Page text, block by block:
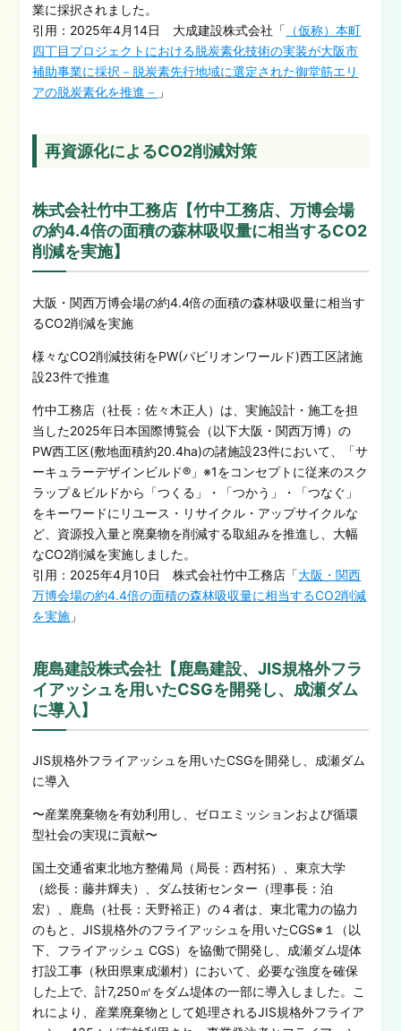
業に採択されました。
引用：2025年4月14日 大成建設株式会社「 （仮称）本町
四丁目プロジェクトにおける脱炭素化技術の実装が大阪市
補助事業に採択－脱炭素先行地域に選定された御堂筋エリ
アの脱炭素化を推進－ 」
再資源化によるCO2削減対策
株式会社竹中工務店【竹中工務店、万博会場
の約4.4倍の面積の森林吸収量に相当するCO2
削減を実施】
大阪・関西万博会場の約4.4倍の面積の森林吸収量に相当す
るCO2削減を実施
様々なCO2削減技術をPW(パビリオンワールド)西工区諸施
設23件で推進
竹中工務店（社長：佐々木正人）は、実施設計・施工を担
当した2025年日本国際博覧会（以下大阪・関西万博）の
PW西工区(敷地面積約20.4ha)の諸施設23件において、「サ
ーキュラーデザインビルド®」※1をコンセプトに従来のスク
ラップ＆ビルドから「つくる」・「つかう」・「つなぐ」
をキーワードにリユース・リサイクル・アップサイクルな
ど、資源投入量と廃棄物を削減する取組みを推進し、大幅
なCO2削減を実施しました。
引用：2025年4月10日 株式会社竹中工務店「大阪・関西
万博会場の約4.4倍の面積の森林吸収量に相当するCO2削減
を実施 」
鹿島建設株式会社【鹿島建設、JIS規格外フラ
イアッシュを用いたCSGを開発し、成瀬ダム
に導入】
JIS規格外フライアッシュを用いたCSGを開発し、成瀬ダム
に導入
〜産業廃棄物を有効利用し、ゼロエミッションおよび循環
型社会の実現に貢献〜
国土交通省東北地方整備局（局長：西村拓）、東京大学
（総長：藤井輝夫）、ダム技術センター（理事長：泊
宏）、鹿島（社長：天野裕正）の４者は、東北電力の協力
のもと、JIS規格外のフライアッシュを用いたCGS※１（以
下、フライアッシュ CGS）を協働で開発し、成瀬ダム堤体
打設工事（秋田県東成瀬村）において、必要な強度を確保
した上で、計7,250㎡をダム堤体の一部に導入しました。こ
れにより、産業廃棄物として処理されるJIS規格外フライア